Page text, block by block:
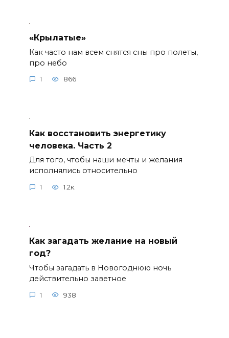
«Крылатые»
Как часто нам всем снятся сны про полеты,
про небо
1 866
Как восстановить энергетику
человека. Часть 2
Для того, чтобы наши мечты и желания
исполнялись относительно
1 1.2к.
Как загадать желание на новый
год?
Чтобы загадать в Новогоднюю ночь
действительно заветное
1 938